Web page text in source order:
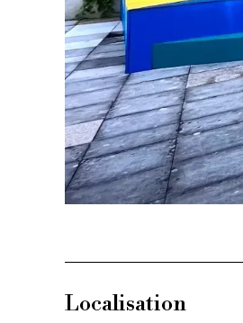
Localisation